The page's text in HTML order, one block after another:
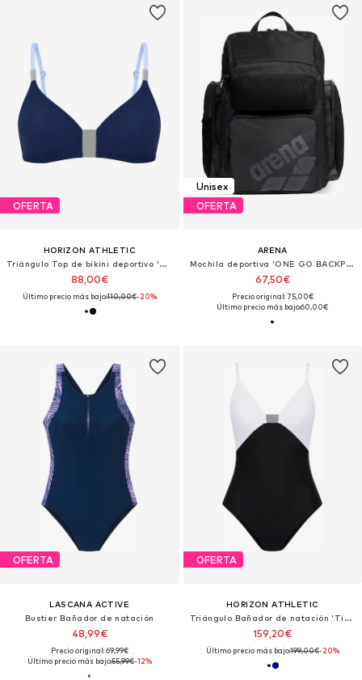
OFERTA
HORIZON ATHLETIC
Triángulo Top de bikini deportivo 'Timor Bikini Top Luna'
88,00€
Último precio más bajo:110,00€-20%
Unisex
OFERTA
ARENA
Mochila deportiva 'ONE GO BACKPACK 45L'
67,50€
Precio original: 75,00€
Último precio más bajo:60,00€
OFERTA
LASCANA ACTIVE
Bustier Bañador de natación
48,99€
Precio original: 69,99€
Último precio más bajo:55,99€-12%
OFERTA
HORIZON ATHLETIC
Triángulo Bañador de natación 'Timor One Piece Luna'
159,20€
Último precio más bajo:199,00€-20%